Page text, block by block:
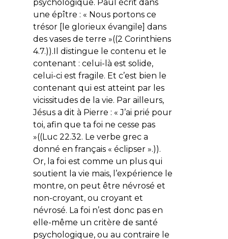
psychologique. Paul écrit dans
une épître : « Nous portons ce
trésor [le glorieux évangile] dans
des vases de terre »((2 Corinthiens
4.7.)).Il distingue le contenu et le
contenant : celui-là est solide,
celui-ci est fragile. Et c’est bien le
contenant qui est atteint par les
vicissitudes de la vie. Par ailleurs,
Jésus a dit à Pierre : « J’ai prié pour
toi, afin que ta foi ne cesse pas
»((Luc 22.32. Le verbe grec a
donné en français « éclipser ».)).
Or, la foi est comme un plus qui
soutient la vie mais, l’expérience le
montre, on peut être névrosé et
non-croyant, ou croyant et
névrosé. La foi n’est donc pas en
elle-même un critère de santé
psychologique, ou au contraire le